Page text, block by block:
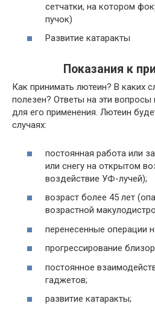
сетчатки, на котором
пучок)
Развитие катаракты
Показания к
Как принимать лютеин? В каких
полезен? Ответы на эти вопросы
для его применения. Лютеин
случаях:
постоянная работа или
или снегу на открытом
воздействие УФ-лучей);
возраст более 45 лет
возрастной
перенесенные операции
прогрессирование
постоянное
гаджетов;
развитие катаракты;